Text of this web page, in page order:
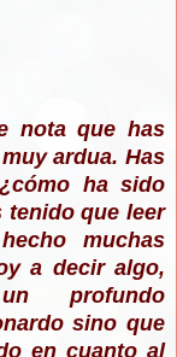
nota que has
ardua. Has
ha sido
tenido que leer
muchas
a decir algo,
profundo
sino que
en cuanto al